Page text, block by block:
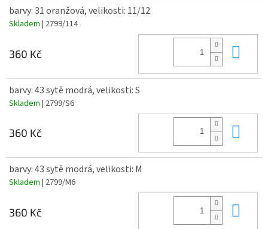
barvy: 31 oranžová, velikosti: 11/12
Skladem | 2799/114
360 Kč
barvy: 43 sytě modrá, velikosti: S
Skladem | 2799/S6
360 Kč
barvy: 43 sytě modrá, velikosti: M
Skladem | 2799/M6
360 Kč